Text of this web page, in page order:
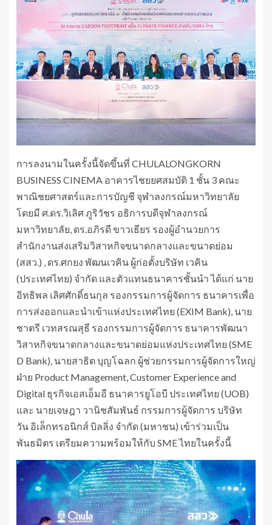
การลงนามในครั้งนี้จัดขึ้นที่ CHULALONGKORN
BUSINESS CINEMA อาคารไชยยศสมบัติ 1 ชั้น 3 คณะ
พาณิชยศาสตร์และการบัญชี จุฬาลงกรณ์มหาวิทยาลัย
โดยมี ศ.ดร.วิเลิศ ภูริวัชร อธิการบดีจุฬาลงกรณ์
มหาวิทยาลัย, ดร.อภิรดี ขาวเธียร รองผู้อำนวยการ
สำนักงานส่งเสริมวิสาหกิจขนาดกลางและขนาดย่อม
(สสว.) , ดร.ศกยง พัฒนเวคิน ผู้ก่อตั้งบริษัท เวคิน
(ประเทศไทย) จำกัด และตัวแทนธนาคารชั้นนำ ได้แก่ นาย
อิทธิพล เลิศศักดิ์ธนกุล รองกรรมการผู้จัดการ ธนาคารเพื่อ
การส่งออกและนำเข้าแห่งประเทศไทย (EXIM Bank), นาย
ชาตรี เวทสรณสุธี รองกรรมการผู้จัดการ ธนาคารพัฒนา
วิสาหกิจขนาดกลางและขนาดย่อมแห่งประเทศไทย (SME
D Bank), นายสาธิต บุญโฉลก ผู้ช่วยกรรมการผู้จัดการใหญ่
ฝ่าย Product Management, Customer Experience and
Digital ธุรกิจเอสเอ็มอี ธนาคารยูโอบี ประเทศไทย (UOB)
และ นายเจษฎา วานิชสัมพันธ์ กรรมการผู้จัดการ บริษัท
วัน อิเล็กทรอนิกส์ บิลลิ่ง จำกัด (มหาชน) เข้าร่วมเป็น
พันธมิตร เตรียมความพร้อมให้กับ SME ไทยในครั้งนี้